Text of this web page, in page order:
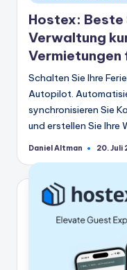
in
Hostex:
Verwaltung
Schalten Sie Ihre
Autopilot.
synchronisieren Sie
und erstellen Sie Ihre
Geschrieben
Daniel Altman 20. Juli